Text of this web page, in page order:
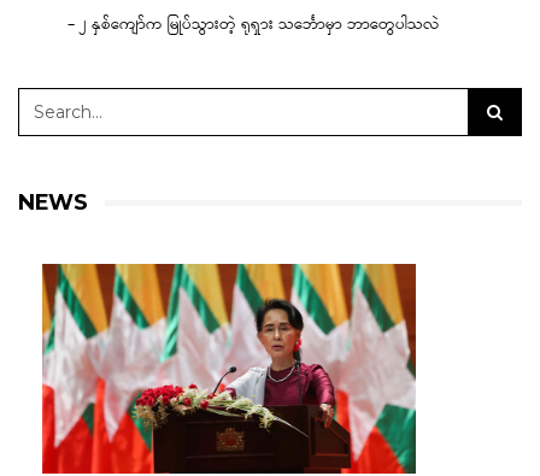
– ၂ နှစ်ကျော်က မြုပ်သွားတဲ့ ရုရှား သင်္ဘောမှာ ဘာတွေပါသလဲ
NEWS